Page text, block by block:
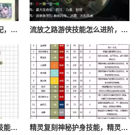
上古王冠五系阵容最强搭配，上古王冠五星排行 流放之路游侠技能怎么进阶，流放之路游侠技能怎么进阶的
闪避技能怎么处罚，闪避技能怎么处罚队友 精灵复刻神秘护身技能，精灵复刻攻略